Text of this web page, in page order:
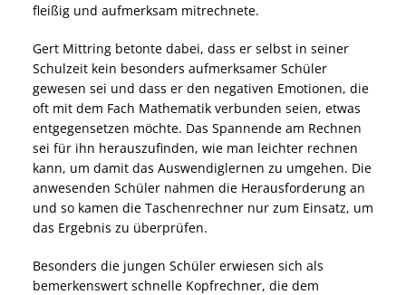
fleißig und aufmerksam mitrechnete.
Gert Mittring betonte dabei, dass er selbst in seiner
Schulzeit kein besonders aufmerksamer Schüler
gewesen sei und dass er den negativen Emotionen, die
oft mit dem Fach Mathematik verbunden seien, etwas
entgegensetzen möchte. Das Spannende am Rechnen
sei für ihn herauszufinden, wie man leichter rechnen
kann, um damit das Auswendiglernen zu umgehen. Die
anwesenden Schüler nahmen die Herausforderung an
und so kamen die Taschenrechner nur zum Einsatz, um
das Ergebnis zu überprüfen.
Besonders die jungen Schüler erwiesen sich als
bemerkenswert schnelle Kopfrechner, die dem